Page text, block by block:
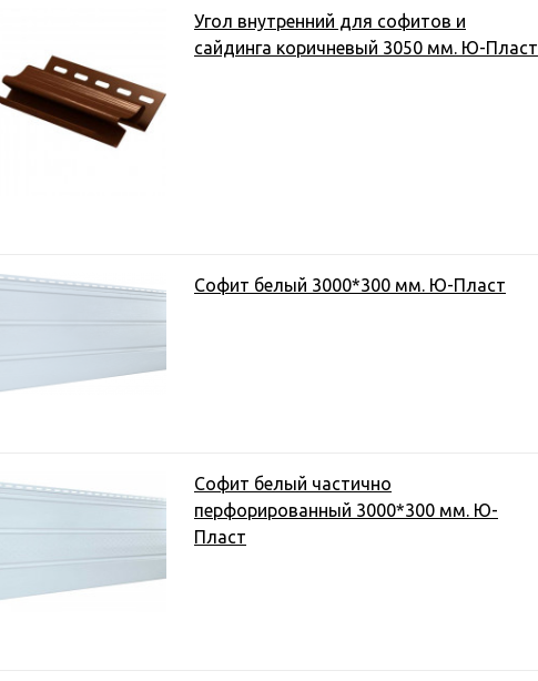
Угол внутренний для софитов и
сайдинга коричневый 3050 мм. Ю-Пласт
Софит белый 3000*300 мм. Ю-Пласт
Софит белый частично
перфорированный 3000*300 мм. Ю-
Пласт